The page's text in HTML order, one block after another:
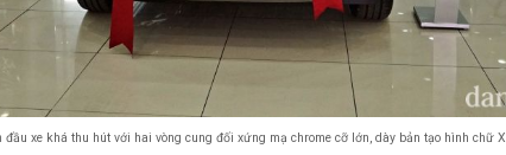
đầu xe khá thu hút với hai vòng cung đối xứng mạ chrome cỡ lớn, dày bản tạo hình chữ X